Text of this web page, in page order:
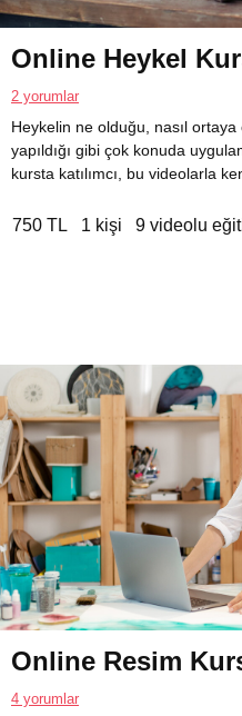
Online Heykel
2 yorumlar
Heykelin ne olduğu, nasıl ortaya
yapıldığı gibi çok konuda
kursta katılımcı, bu videolarla
750 TL 1 kişi 9 videolu
Online Resim
4 yorumlar